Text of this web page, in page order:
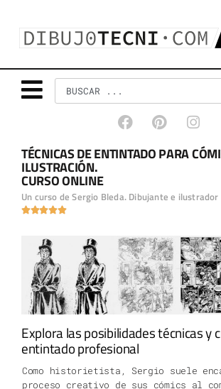
TÉCNICAS DE ENTINTADO PARA
ILUSTRACIÓN.
CURSO ONLINE
Un curso de Sergio Bleda. Dibujante e ilustrador

Explora las posibilidades técnicas y
entintado profesional
Como historietista, Sergio suele
proceso creativo de sus cómics al